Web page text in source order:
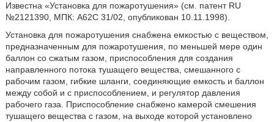
Известна «Установка для пожаротушения» (см. патент RU
№2121390, МПК: А62С 31/02, опубликован 10.11.1998).
Установка для пожаротушения снабжена емкостью с веществом,
предназначенным для пожаротушения, по меньшей мере один
баллон со сжатым газом, приспособления для создания
направленного потока тушащего вещества, смешанного с
рабочим газом, гибкие шланги, соединяющие емкость и баллон
между собой и с приспособлением, и регулятор давления
рабочего газа. Приспособление снабжено камерой смешения
тушащего вещества с газом, на выходе которой установлено